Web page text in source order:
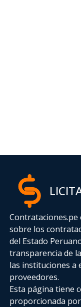
sobre los
del Estado
transparencia de
las instituciones a
proveedores.
Esta página tiene
proporcionada por